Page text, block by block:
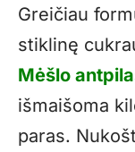
Greičiau
stiklinę
Mėšlo
išmaišoma
paras.